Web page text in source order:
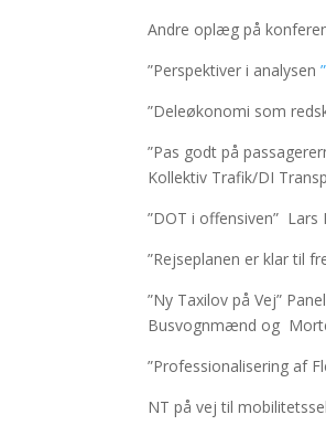
Andre oplæg på
”Perspektiver i analysen
”Deleøkonomi som
”Pas godt på
Kollektiv Trafik/DI
”DOT i offensiven”
”Rejseplanen er klar til
”Ny Taxilov på Vej”
Busvognmænd og
”Professionalisering af
NT på vej til